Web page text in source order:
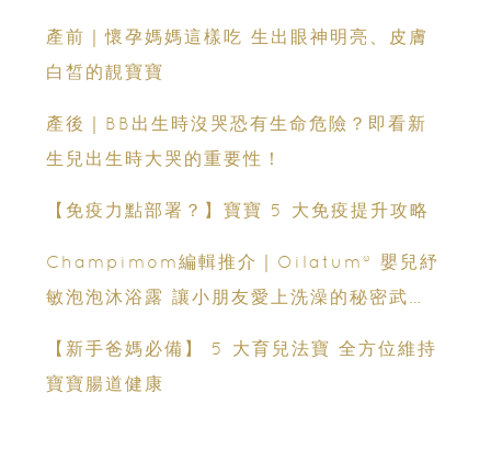
產前｜懷孕媽媽這樣吃 生出眼神明亮、皮膚
白皙的靚寶寶
產後｜BB出生時沒哭恐有生命危險？即看新
生兒出生時大哭的重要性！
【免疫力點部署？】寶寶 5 大免疫提升攻略
Champimom編輯推介｜Oilatum® 嬰兒紓
敏泡泡沐浴露 讓小朋友愛上洗澡的秘密武
【新手爸媽必備】 5 大育兒法寶 全方位維持
寶寶腸道健康